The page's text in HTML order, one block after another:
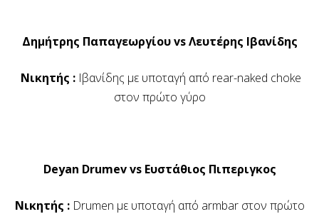
Δημήτρης Παπαγεωργίου vs Λευτέρης Ιβανίδης
Νικητής : Ιβανίδης με υποταγή από rear-naked choke
στον πρώτο γύρο
Deyan Drumev vs Ευστάθιος Πιπεριγκος
Νικητής :Drumen με υποταγή από armbar στον πρώτο